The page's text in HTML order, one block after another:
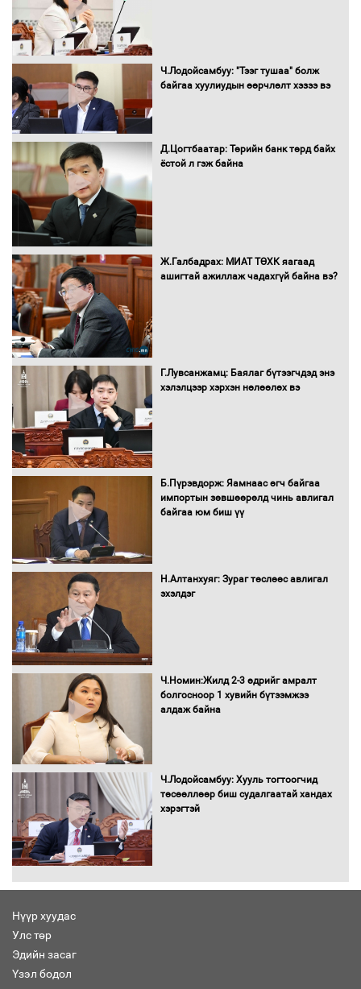
Нөөцийн махны худалдаа,
борлуулалтыг нээлттэй ил тод
Монгол Улс “COP17”-д “Тал хээрийн
16 төрлийн эмийг нэг эх үүсвэрээс
худалдан авах журмыг баталлаа
шилжиж, найр наадам, зөвлөгөөн,
гадаад томилолтыг хориглолоо
Ч.Лодойсамбуу: "Тээг тушаа" болж
байгаа хуулиудын өөрчлөлт хэзээ вэ
Д.Цогтбаатар: Төрийн банк төрд байх
ёстой л гэж байна
Ж.Галбадрах: МИАТ ТӨХК яагаад
ашигтай ажиллаж чадахгүй байна вэ?
Г.Лувсанжамц: Баялаг бүтээгчдэд энэ
хэлэлцээр хэрхэн нөлөөлөх вэ
Б.Пүрэвдорж: Яамнаас өгч байгаа
импортын зөвшөөрөлд чинь авлигал
байгаа юм биш үү
Н.Алтанхуяг: Зураг төслөөс авлигал
эхэлдэг
Ч.Номин:Жилд 2-3 өдрийг амралт
болгосноор 1 хувийн бүтээмжээ
алдаж байна
Ч.Лодойсамбуу: Хууль тогтоогчид
төсөөллөөр биш судалгаатай хандах
хэрэгтэй
Нүүр хуудас
Улс төр
Эдийн засаг
Үзэл бодол